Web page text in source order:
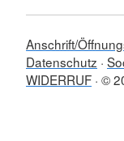
Anschrift/
Datenschutz
WIDERRUF ©